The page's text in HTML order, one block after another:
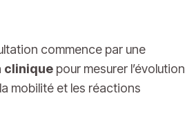
commence par une
clinique pour mesurer l’évolution
mobilité et les réactions